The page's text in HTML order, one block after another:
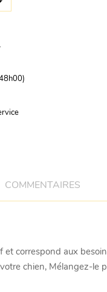
COMMENTAIRES
correspond aux
chien, Mélangez-le